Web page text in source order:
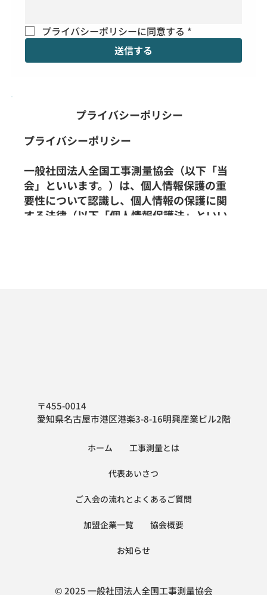
プライバシーポリシーに同意する *
送信する
プライバシーポリシー
プライバシーポリシー
一般社団法人全国工事測量協会（以下「当
会」といいます。）は、個人情報保護の重
要性について認識し、個人情報の保護に関
する法律（以下「個人情報保護法」といい
定義される個人情報を意味するものとしま
す。
2. 個人情報の利用目的
当会は、個人情報を以下の目的で利用いた
ビス等」といいます。）の提供のため
当会サービス等に関するご案内、お問い合
せ等への対応のため
当会サービス等に関する当会の規約、ポリ
〒455-0014
愛知県名古屋市港区港楽3-8-16明興産業ビル2階
ホーム 工事測量とは
代表あいさつ
ご入会の流れとよくあるご質問
加盟企業一覧 協会概要
お知らせ
© 2025 一般社団法人全国工事測量協会